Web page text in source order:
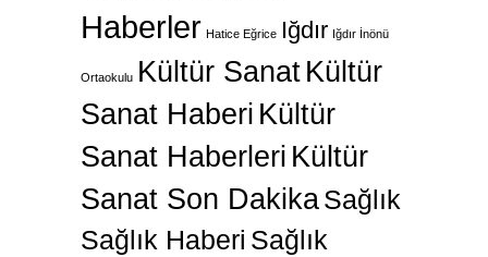
Haberler Hatice Eğrice Iğdır Iğdır İnönü
Ortaokulu Kültür SanatKültür
Sanat Haberi Kültür
Sanat Haberleri Kültür
Sanat Son DakikaSağlık
Sağlık Haberi Sağlık